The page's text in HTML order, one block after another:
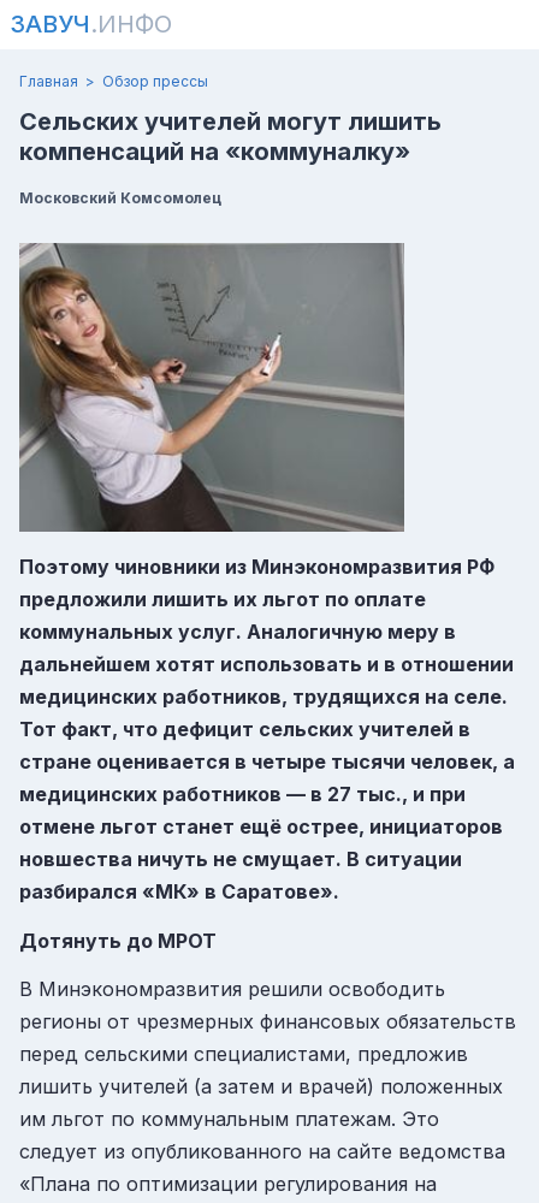
ЗАВУЧ.ИНФО
Главная Обзор прессы
Сельских учителей могут лишить
компенсаций на «коммуналку»
Московский Комсомолец
Поэтому чиновники из Минэкономразвития РФ
предложили лишить их льгот по оплате
коммунальных услуг. Аналогичную меру в
дальнейшем хотят использовать и в отношении
медицинских работников, трудящихся на селе.
Тот факт, что дефицит сельских учителей в
стране оценивается в четыре тысячи человек, а
медицинских работников — в 27 тыс., и при
отмене льгот станет ещё острее, инициаторов
новшества ничуть не смущает. В ситуации
разбирался «МК» в Саратове».
Дотянуть до МРОТ
В Минэкономразвития решили освободить
регионы от чрезмерных финансовых обязательств
перед сельскими специалистами, предложив
лишить учителей (а затем и врачей) положенных
им льгот по коммунальным платежам. Это
следует из опубликованного на сайте ведомства
«Плана по оптимизации регулирования на